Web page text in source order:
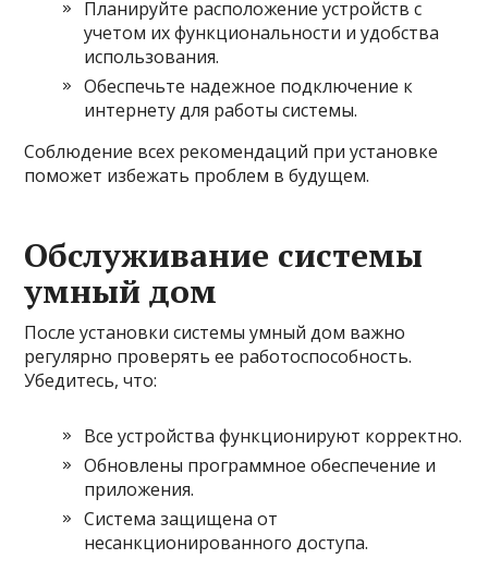
Планируйте расположение устройств с
учетом их функциональности и удобства
использования.
Обеспечьте надежное подключение к
интернету для работы системы.
Соблюдение всех рекомендаций при установке
поможет избежать проблем в будущем.
Обслуживание системы
умный дом
После установки системы умный дом важно
регулярно проверять ее работоспособность.
Убедитесь, что:
Все устройства функционируют корректно.
Обновлены программное обеспечение и
приложения.
Система защищена от
несанкционированного доступа.